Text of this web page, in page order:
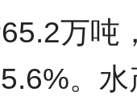
万吨
。